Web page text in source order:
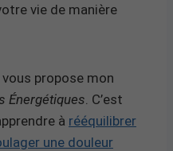
vie de manière
propose mon
Énergétiques . C’est
à rééquilibrer
une douleur